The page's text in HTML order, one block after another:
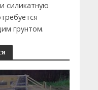
силикатную
грунтом.